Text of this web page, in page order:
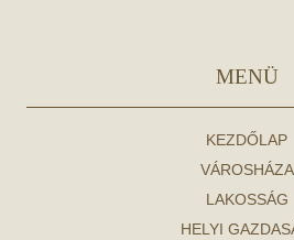
MENÜ
KEZDŐLAP
VÁROSHÁZA
LAKOSSÁG
HELYI